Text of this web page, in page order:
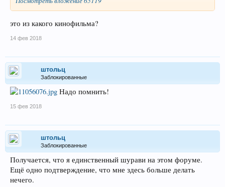
это из какого кинофильма?
14 фев 2018
штольц
Заблокированные
Надо помнить!
15 фев 2018
штольц
Заблокированные
Получается, что я единственный шурави на этом форуме.
Ещё одно подтверждение, что мне здесь больше делать
нечего.